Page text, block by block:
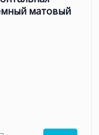
матовый